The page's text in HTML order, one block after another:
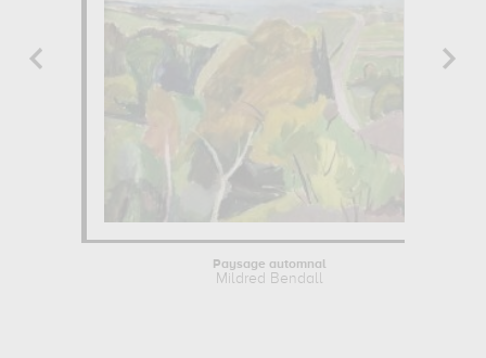
Paysage automnal
Mildred Bendall